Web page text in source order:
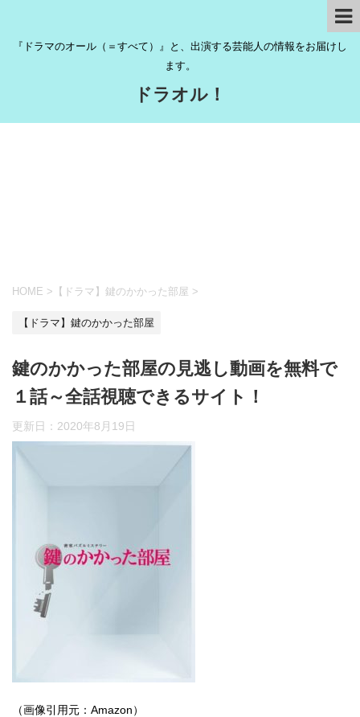
『ドラマのオール（＝すべて）』と、出演する芸能人の情報をお届けし
ます。
ドラオル！
HOME > 【ドラマ】鍵のかかった部屋 >
【ドラマ】鍵のかかった部屋
鍵のかかった部屋の見逃し動画を無料で
１話～全話視聴できるサイト！
更新日： 2020年8月19日
（画像引用元：Amazon）